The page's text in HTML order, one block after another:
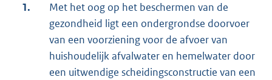
1.
Met het oog op het beschermen van de
gezondheid ligt een ondergrondse doorvoer
van een voorziening voor de afvoer van
huishoudelijk afvalwater en hemelwater door
een uitwendige scheidingsconstructie van een